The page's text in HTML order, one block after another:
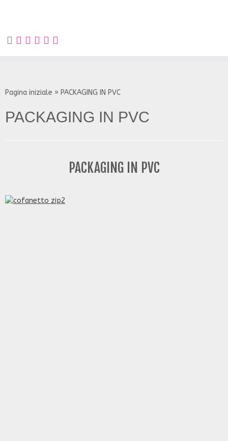
Skip
Pagina iniziale » PACKAGING IN PVC
PACKAGING IN PVC
PACKAGING IN PVC